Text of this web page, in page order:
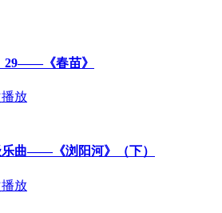
29——《春苗》
放
曲——《浏阳河》（下）
放